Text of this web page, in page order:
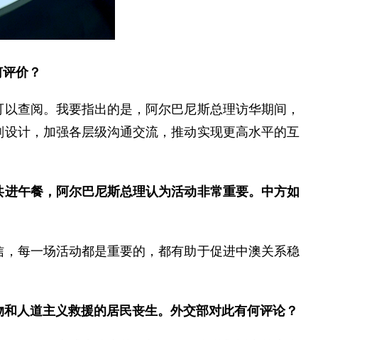
价？
查阅。我要指出的是，阿尔巴尼斯总理访华期间，
计，加强各层级沟通交流，推动实现更高水平的互
午餐，阿尔巴尼斯总理认为活动非常重要。中方如
每一场活动都是重要的，都有助于促进中澳关系稳
人道主义救援的居民丧生。外交部对此有何评论？